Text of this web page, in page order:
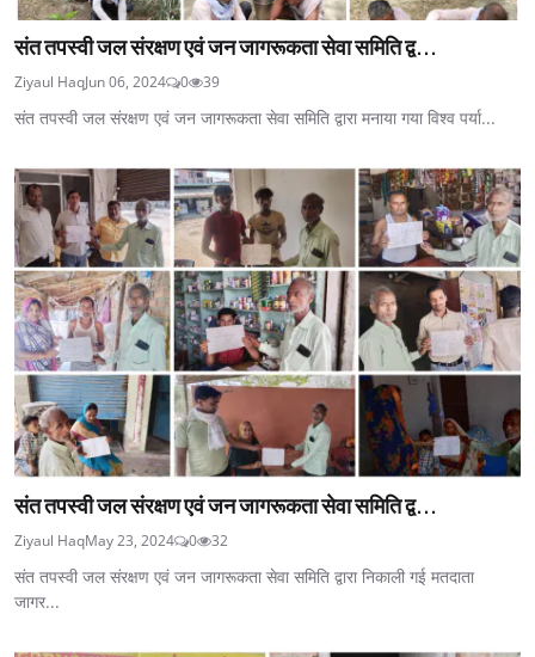
संत तपस्वी जल संरक्षण एवं जन जागरूकता सेवा समिति द्व...
Ziyaul HaqJun 06, 2024 0 39
संत तपस्वी जल संरक्षण एवं जन जागरूकता सेवा समिति द्वारा मनाया गया विश्व पर्या...
संत तपस्वी जल संरक्षण एवं जन जागरूकता सेवा समिति द्व...
Ziyaul HaqMay 23, 2024 0 32
संत तपस्वी जल संरक्षण एवं जन जागरूकता सेवा समिति द्वारा निकाली गई मतदाता
जागर...